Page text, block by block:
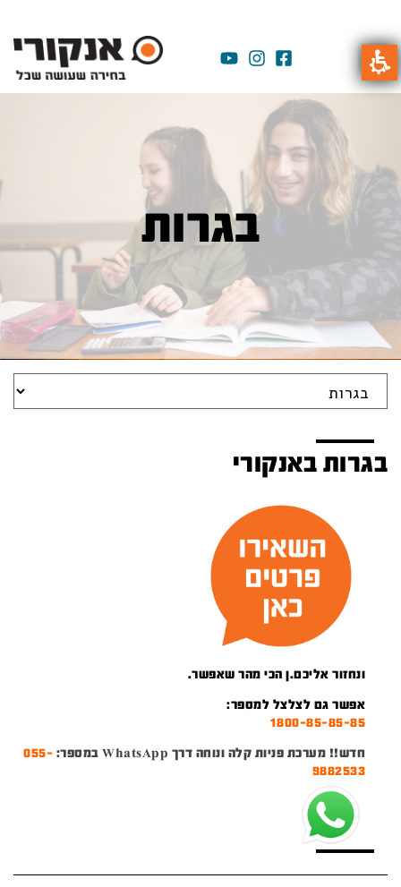
בגרות
בגרות באנקורי
ונחזור אליכם.ן הכי מהר שאפשר.
אפשר גם לצלצל למספר:
1800-85-85-85
חדש!! מערכת פניות קלה ונוחה דרך WhatsApp במספר:
055-
9882533